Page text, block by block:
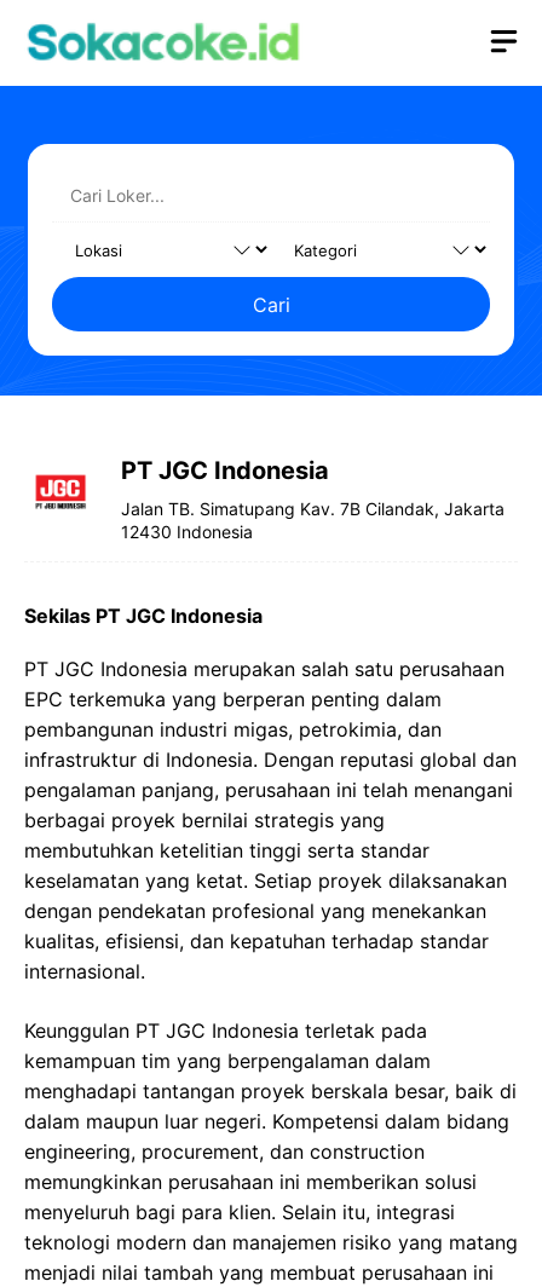
Cari
PT JGC Indonesia
Jalan TB. Simatupang Kav. 7B Cilandak, Jakarta
12430 Indonesia
Sekilas PT JGC Indonesia
PT JGC Indonesia merupakan salah satu perusahaan
EPC terkemuka yang berperan penting dalam
pembangunan industri migas, petrokimia, dan
infrastruktur di Indonesia. Dengan reputasi global dan
pengalaman panjang, perusahaan ini telah menangani
berbagai proyek bernilai strategis yang
membutuhkan ketelitian tinggi serta standar
keselamatan yang ketat. Setiap proyek dilaksanakan
dengan pendekatan profesional yang menekankan
kualitas, efisiensi, dan kepatuhan terhadap standar
internasional.
Keunggulan PT JGC Indonesia terletak pada
kemampuan tim yang berpengalaman dalam
menghadapi tantangan proyek berskala besar, baik di
dalam maupun luar negeri. Kompetensi dalam bidang
engineering, procurement, dan construction
memungkinkan perusahaan ini memberikan solusi
menyeluruh bagi para klien. Selain itu, integrasi
teknologi modern dan manajemen risiko yang matang
menjadi nilai tambah yang membuat perusahaan ini